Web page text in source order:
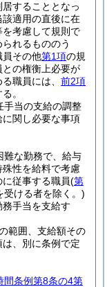
することとなっ
適用の直後に在
考慮して規則で
れるもののう
員その他第1項の規
の権衡上必要が
職員には、 前2項
。
手当の支給の調整
関し必要な事項
難な勤務で、給与
殊性を給料で考慮
従事する職員(第
受ける者を除く。)
手当を支給す
範囲、支給額その
、別に条例で定
間条例第8条の4第